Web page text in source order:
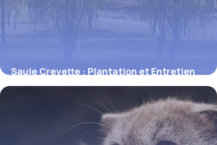
Saule Crevette : Plantation et Entretien
Guide